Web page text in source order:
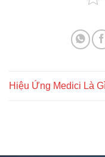
Hiệu Ứng Medici Là